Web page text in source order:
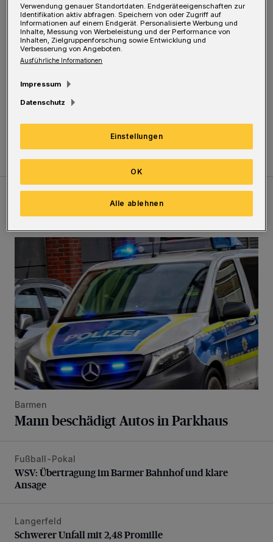
Kreativität sieht anders aus!
Also Partner finden und seriös finanzieren –
Uwe Griegoleit
Neueste Artikel
Mann beschädigt Autos in Parkhaus
Barmen
Mann beschädigt Autos in Parkhaus
WSV: Übertragung im Barmer Bahnhof und klare Ansage
Fußball-Pokal
WSV: Übertragung im Barmer Bahnhof und klare
Ansage
Schwerer Unfall mit 2,48 Promille
Langerfeld
Schwerer Unfall mit 2,48 Promille
Verwendung genauer Standortdaten. Endgeräteeigenschaften zur
Identifikation aktiv abfragen. Speichern von oder Zugriff auf
Informationen auf einem Endgerät. Personalisierte Werbung und
Inhalte, Messung von Werbeleistung und der Performance von
Inhalten, Zielgruppenforschung sowie Entwicklung und
Verbesserung von Angeboten.
Ausführliche Informationen
Impressum
Datenschutz
Einstellungen
Alle ablehnen
OK